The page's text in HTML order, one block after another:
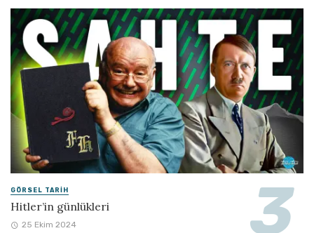
GÖRSEL TARIH
Hitler’in günlükleri
25 Ekim 2024